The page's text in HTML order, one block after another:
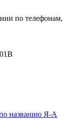
по телефонам,
названию Я-А